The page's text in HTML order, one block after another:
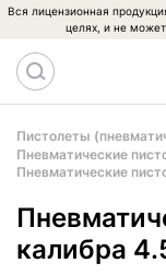
Вся лицензионная
целях, и не
Пистолеты
Пневматические
Пневматические
калибра